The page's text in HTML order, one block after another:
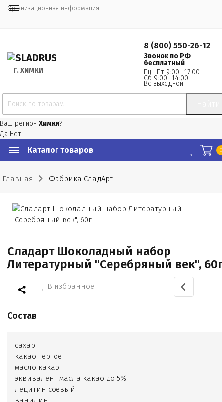
Организационная информация
Г. ХИМКИ
8 (800) 550-26-12
Звонок по РФ
бесплатный
Пн—Пт 9:00—17:00
Сб 9:00—14:00
Вс выходной
Ваш регион Химки?
Да Нет
Каталог товаров
Главная Фабрика СладАрт
Сладарт Шоколадный набор
Литературный "Серебряный век",
В избранное
Состав
сахар
какао тертое
масло какао
эквивалент масла какао до 5%
лецитин соевый
ванилин